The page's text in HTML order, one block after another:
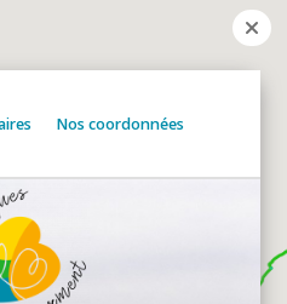
Nos coordonnées